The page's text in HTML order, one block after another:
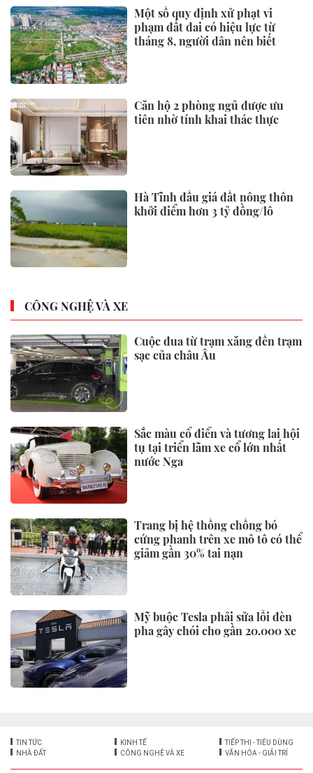
Một số quy định xử phạt vi
phạm đất đai có hiệu lực từ
tháng 8, người dân nên biết
Căn hộ 2 phòng ngủ được ưu
tiên nhờ tính khai thác thực
Hà Tĩnh đấu giá đất nông thôn
khởi điểm hơn 3 tỷ đồng/lô
CÔNG NGHỆ VÀ XE
Cuộc đua từ trạm xăng đến trạm
sạc của châu Âu
Sắc màu cổ điển và tương lai hội
tụ tại triển lãm xe cổ lớn nhất
nước Nga
Trang bị hệ thống chống bó
cứng phanh trên xe mô tô có thể
giảm gần 30% tai nạn
Mỹ buộc Tesla phải sửa lỗi đèn
pha gây chói cho gần 20.000 xe
TIN TỨC KINH TẾ
TIẾP THỊ - TIÊU DÙNG
NHÀ ĐẤT
CÔNG NGHỆ VÀ XE VĂN HÓA - GIẢI TRÍ